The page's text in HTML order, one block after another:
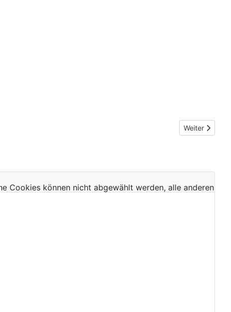
Nächster
Weiter
Cookies können nicht abgewählt werden, alle anderen